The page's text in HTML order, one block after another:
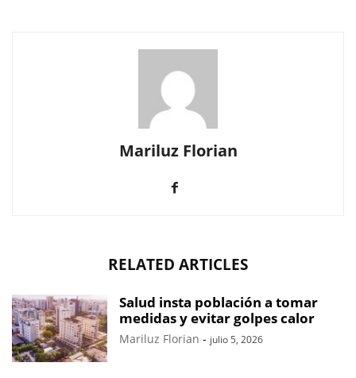
Mariluz Florian
RELATED ARTICLES
Salud insta población a tomar
medidas y evitar golpes calor
Mariluz Florian - julio 5, 2026